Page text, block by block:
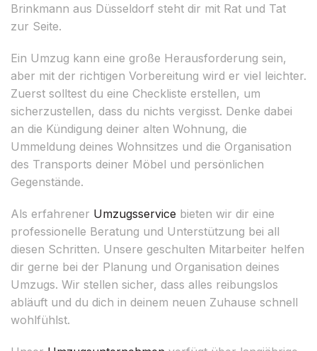
Brinkmann aus Düsseldorf steht dir mit Rat und Tat
zur Seite.
Ein Umzug kann eine große Herausforderung sein,
aber mit der richtigen Vorbereitung wird er viel leichter.
Zuerst solltest du eine Checkliste erstellen, um
sicherzustellen, dass du nichts vergisst. Denke dabei
an die Kündigung deiner alten Wohnung, die
Ummeldung deines Wohnsitzes und die Organisation
des Transports deiner Möbel und persönlichen
Gegenstände.
Als erfahrener Umzugsservice bieten wir dir eine
professionelle Beratung und Unterstützung bei all
diesen Schritten. Unsere geschulten Mitarbeiter helfen
dir gerne bei der Planung und Organisation deines
Umzugs. Wir stellen sicher, dass alles reibungslos
abläuft und du dich in deinem neuen Zuhause schnell
wohlfühlst.